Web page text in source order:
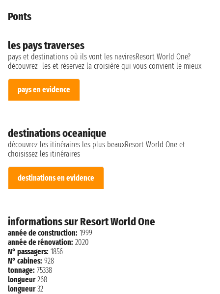
Ponts
les pays traverses
pays et destinations où ils vont les naviresResort World One?
découvrez -les et réservez la croisière qui vous convient le mieux
pays en evidence
destinations oceanique
découvrez les itinéraires les plus beauxResort World One et
choisissez les itinéraires
destinations en evidence
informations sur Resort World One
année de construction: 1999
année de rénovation: 2020
N° passagers: 1856
N° cabines: 928
tonnage: 75338
longueur 268
longueur 32